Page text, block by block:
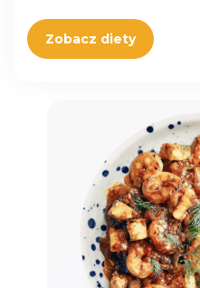
Zobacz diety